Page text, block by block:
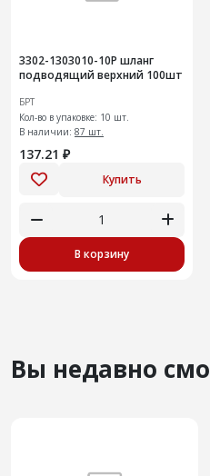
3302-1303010-10Р шланг
подводящий верхний 100шт
БРТ
Кол-во в упаковке: 10 шт.
В наличии: 87 шт.
137.21 ₽
Купить
В корзину
Вы недавно